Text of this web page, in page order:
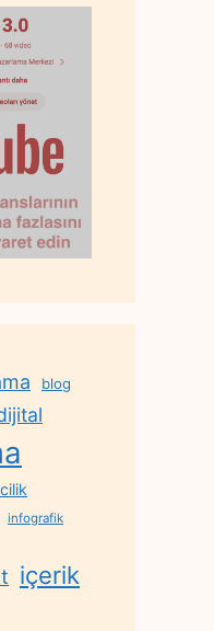
blog
infografik
içerik